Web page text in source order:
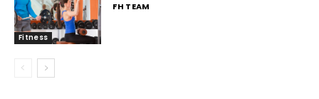
Fitness
FH TEAM